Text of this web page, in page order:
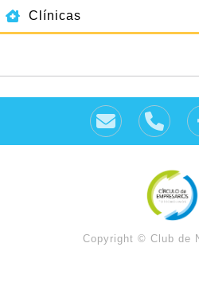
Clínicas
Consultores
Distribuidora de bebidas
Empresa Auxiliar y
Copyright © Club de